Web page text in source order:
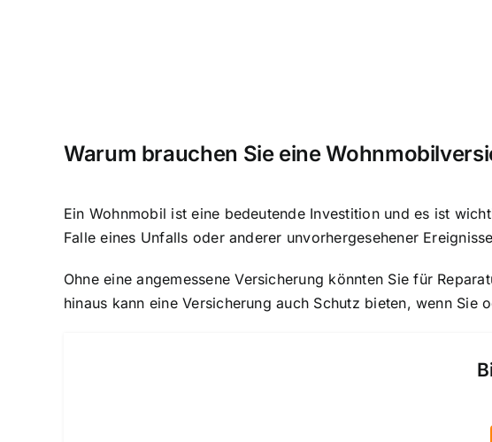
Warum brauchen Sie eine
Ein Wohnmobil ist eine bedeutende Investition und es ist
Falle eines Unfalls oder anderer unvorhergesehener
Ohne eine angemessene Versicherung könnten Sie für
hinaus kann eine Versicherung auch Schutz bieten, wenn